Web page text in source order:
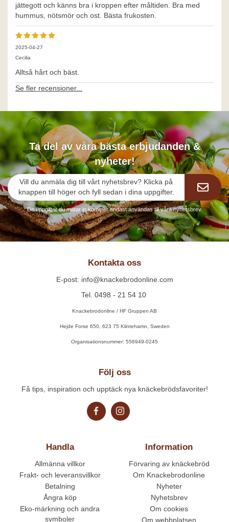
jättegott och känns bra i kroppen efter måltiden. Bra med
hummus, nötsmör och ost. Bästa frukosten.
2025-04-27
Cecilia
Alltså hårt och bäst.
Se fler recensioner...
Ta del av våra bästa erbjudanden &
nyheter!
Vill du anmäla dig till vårt nyhetsbrev? Klicka på
knappen till höger och fyll sedan i dina uppgifter.
De uppgifter du matar in kommer endast användas till våra nyhetsbrev.
Kontakta oss
E-post: info@knackebrodonline.com
Tel. 0498 - 21 54 10
Knackebrodonline / HF Gruppen AB
Hejde Forse 650, 623 75 Klintehamn, Sweden
Organisationsnummer: 556949-0245
Handla
Allmänna villkor
Frakt- och leveransvillkor
Betalning
Ångra köp
Eko-märkning och andra
symboler
Information
Förvaring av knäckebröd
Om Knackebrodonline
Nyheter
Nyhetsbrev
Om cookies
Om webbplatsen
Följ oss
Få tips, inspiration och upptäck nya knäckebrödsfavoriter!